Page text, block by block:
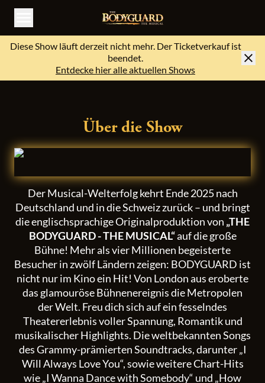
Diese Show läuft derzeit nicht mehr. Der Ticketverkauf ist
beendet.
Entdecke hier alle aktuellen Shows
Über die Show
Der Musical-Welterfolg kehrt Ende 2025 nach
Deutschland und in die Schweiz zurück – und bringt
die englischsprachige Originalproduktion von „THE
BODYGUARD - THE MUSICAL“auf die große
Bühne! Mehr als vier Millionen begeisterte
Besucher in zwölf Ländern zeigen: BODYGUARD ist
nicht nur im Kino ein Hit! Von London aus eroberte
das glamouröse Bühnenereignis die Metropolen
der Welt. Freu dich sich auf ein fesselndes
Theatererlebnis voller Spannung, Romantik und
musikalischer Highlights. Die weltbekannten Songs
des Grammy-prämierten Soundtracks, darunter „I
Will Always Love You“, sowie weitere Chart-Hits
wie „I Wanna Dance with Somebody“ und „How